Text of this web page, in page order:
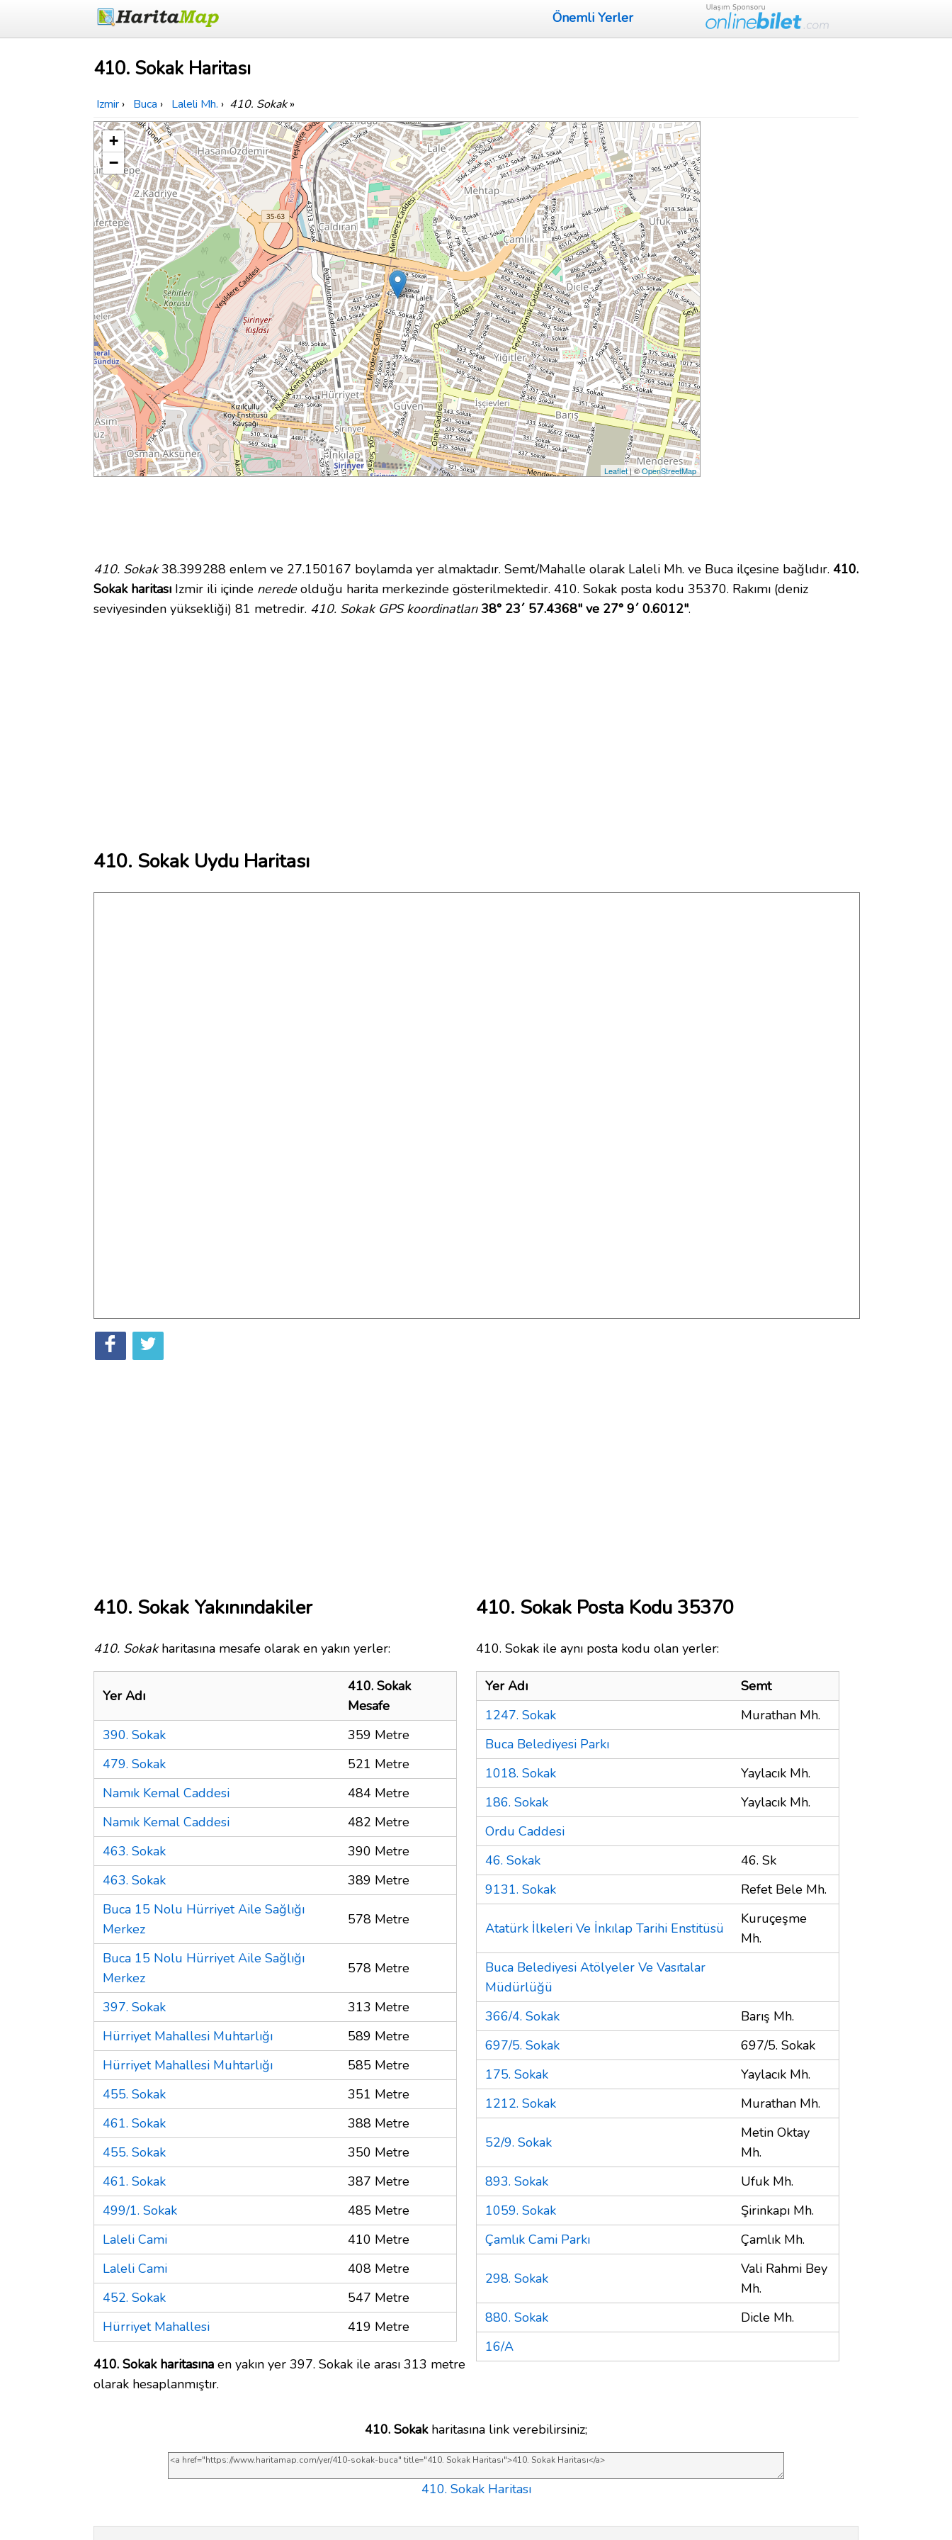
Önemli Yerler
410. Sokak Haritası
Izmir › Buca › Laleli Mh. › 410. Sokak»
+
−
Leaflet| ©OpenStreetMap
410. Sokak38.399288 enlem ve 27.150167 boylamda yer almaktadır. Semt/Mahalle olarak Laleli Mh. ve Buca ilçesine bağlıdır. 410.
Sokak haritası Izmir ili içinde neredeolduğu harita merkezinde gösterilmektedir. 410. Sokak posta kodu 35370. Rakımı (deniz
seviyesinden yüksekliği) 81 metredir. 410. Sokak GPS koordinatları 38° 23´ 57.4368" ve 27° 9´ 0.6012".
410. Sokak Uydu Haritası
410. Sokak Yakınındakiler
410. Sokakharitasına mesafe olarak en yakın yerler:
Yer Adı
410. Sokak
Mesafe
390. Sokak
359 Metre
479. Sokak
521 Metre
Namık Kemal Caddesi
484 Metre
Namık Kemal Caddesi
482 Metre
463. Sokak
390 Metre
463. Sokak
389 Metre
Buca 15 Nolu Hürriyet Aile Sağlığı
Merkez
578 Metre
Buca 15 Nolu Hürriyet Aile Sağlığı
Merkez
578 Metre
397. Sokak
313 Metre
Hürriyet Mahallesi Muhtarlığı
589 Metre
Hürriyet Mahallesi Muhtarlığı
585 Metre
455. Sokak
351 Metre
461. Sokak
388 Metre
455. Sokak
350 Metre
461. Sokak
387 Metre
499/1. Sokak
485 Metre
Laleli Cami
410 Metre
Laleli Cami
408 Metre
452. Sokak
547 Metre
Hürriyet Mahallesi
419 Metre
410. Sokak haritasına en yakın yer 397. Sokak ile arası 313 metre
olarak hesaplanmıştır.
410. Sokak Posta Kodu 35370
410. Sokak ile aynı posta kodu olan yerler:
Yer Adı
Semt
1247. Sokak
Murathan Mh.
Buca Belediyesi Parkı
1018. Sokak
Yaylacık Mh.
186. Sokak
Yaylacık Mh.
Ordu Caddesi
46. Sokak
46. Sk
9131. Sokak
Refet Bele Mh.
Atatürk İlkeleri Ve İnkılap Tarihi Enstitüsü
Kuruçeşme
Mh.
Buca Belediyesi Atölyeler Ve Vasıtalar
Müdürlüğü
366/4. Sokak
Barış Mh.
697/5. Sokak
697/5. Sokak
175. Sokak
Yaylacık Mh.
1212. Sokak
Murathan Mh.
52/9. Sokak
Metin Oktay
Mh.
893. Sokak
Ufuk Mh.
1059. Sokak
Şirinkapı Mh.
Çamlık Cami Parkı
Çamlık Mh.
298. Sokak
Vali Rahmi Bey
Mh.
880. Sokak
Dicle Mh.
16/A
410. Sokakharitasına link verebilirsiniz;
410. Sokak Haritası